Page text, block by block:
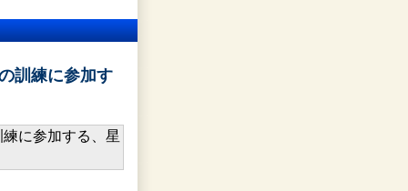
訓練に参加す